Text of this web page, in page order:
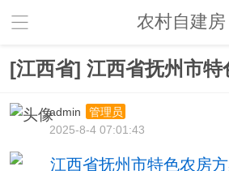
农村自建房
[江西省] 江西省抚州市特
admin
管理员
2025-8-4 07:01:43